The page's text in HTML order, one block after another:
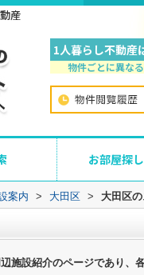
産
1人暮らし不動産
物件ごとに異な
お部屋探
案内 > 大田区 > 大田区
施設紹介のページであり、